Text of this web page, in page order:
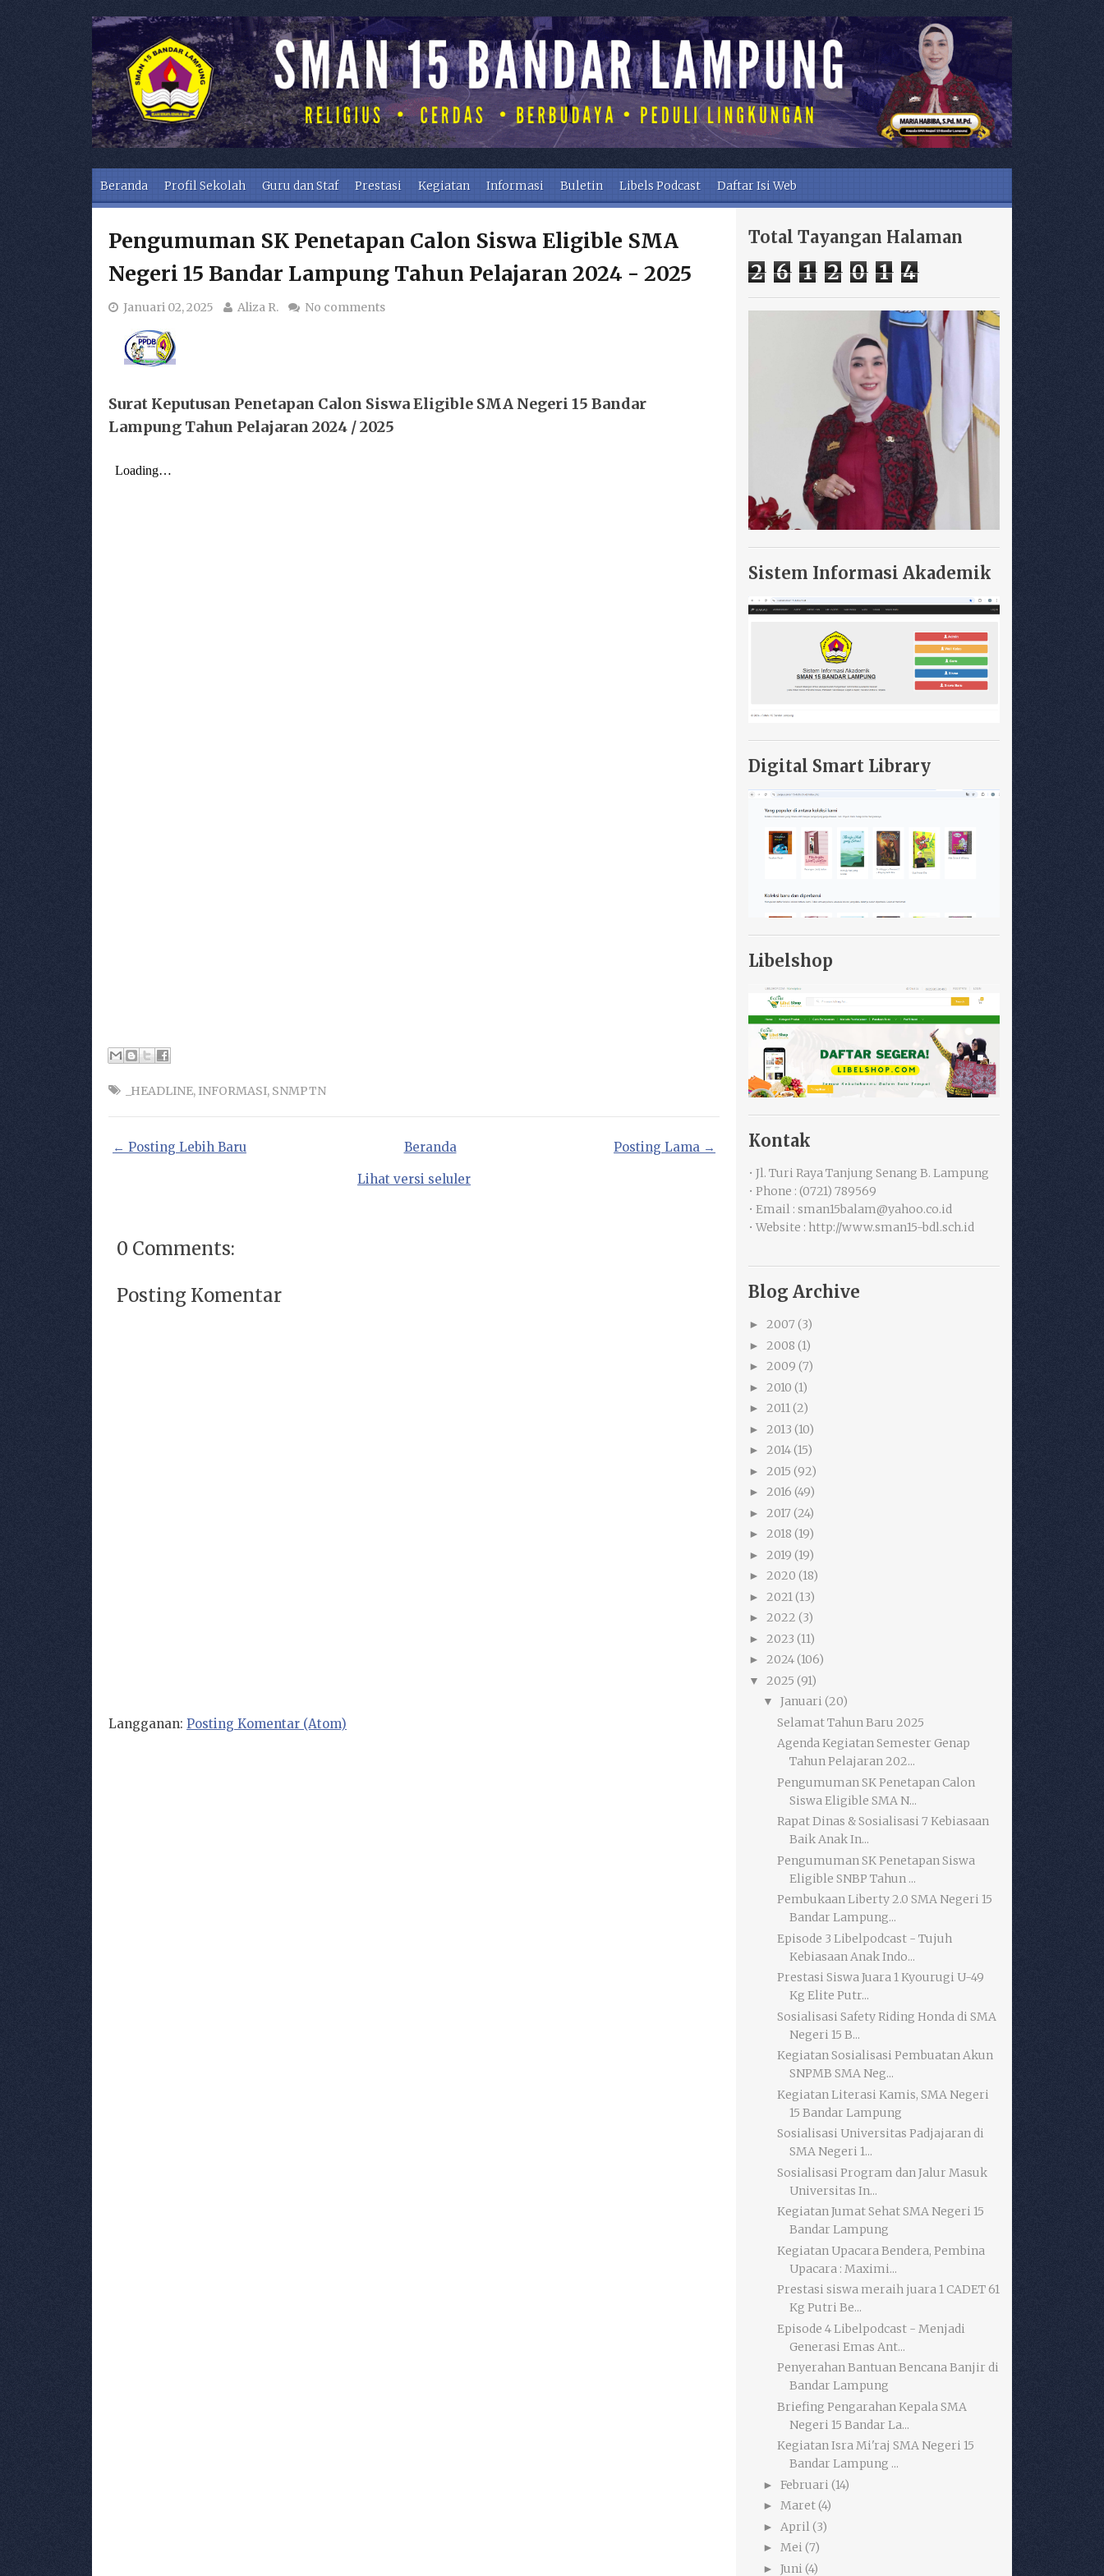
Skip to content
Beranda Profil Sekolah Guru dan Staf Prestasi Kegiatan Informasi Buletin Libels Podcast Daftar Isi Web
Pengumuman SK Penetapan Calon Siswa Eligible SMA
Negeri 15 Bandar Lampung Tahun Pelajaran 2024 - 2025
Januari 02, 2025 Aliza R. No comments
Surat Keputusan Penetapan Calon Siswa Eligible SMA Negeri 15 Bandar
Lampung Tahun Pelajaran 2024 / 2025
_HEADLINE, INFORMASI, SNMPTN
← Posting Lebih Baru Posting Lama →
Beranda
Lihat versi seluler
0 Comments:
Posting Komentar
Langganan: Posting Komentar (Atom)
Total Tayangan Halaman
2 6 1 2 0 1 4
Sistem Informasi Akademik
Digital Smart Library
Libelshop
Kontak
• Jl. Turi Raya Tanjung Senang B. Lampung
• Phone : (0721) 789569
• Email : sman15balam@yahoo.co.id
• Website : http://www.sman15-bdl.sch.id
Blog Archive
► 2007 (3)
► 2008 (1)
► 2009 (7)
► 2010 (1)
► 2011(2)
► 2013 (10)
► 2014(15)
► 2015 (92)
► 2016 (49)
► 2017 (24)
► 2018 (19)
► 2019 (19)
► 2020 (18)
► 2021(13)
► 2022 (3)
► 2023 (11)
► 2024(106)
▼ 2025 (91)
▼ Januari (20)
Selamat Tahun Baru 2025
Agenda Kegiatan Semester Genap
Tahun Pelajaran 202...
Pengumuman SK Penetapan Calon
Siswa Eligible SMA N...
Rapat Dinas & Sosialisasi 7 Kebiasaan
Baik Anak In...
Pengumuman SK Penetapan Siswa
Eligible SNBP Tahun ...
Pembukaan Liberty 2.0 SMA Negeri 15
Bandar Lampung...
Episode 3 Libelpodcast - Tujuh
Kebiasaan Anak Indo...
Prestasi Siswa Juara 1 Kyourugi U-49
Kg Elite Putr...
Sosialisasi Safety Riding Honda di SMA
Negeri 15 B...
Kegiatan Sosialisasi Pembuatan Akun
SNPMB SMA Neg...
Kegiatan Literasi Kamis, SMA Negeri
15 Bandar Lampung
Sosialisasi Universitas Padjajaran di
SMA Negeri 1...
Sosialisasi Program dan Jalur Masuk
Universitas In...
Kegiatan Jumat Sehat SMA Negeri 15
Bandar Lampung
Kegiatan Upacara Bendera, Pembina
Upacara : Maximi...
Prestasi siswa meraih juara 1 CADET 61
Kg Putri Be...
Episode 4 Libelpodcast - Menjadi
Generasi Emas Ant...
Penyerahan Bantuan Bencana Banjir di
Bandar Lampung
Briefing Pengarahan Kepala SMA
Negeri 15 Bandar La...
Kegiatan Isra Mi'raj SMA Negeri 15
Bandar Lampung ...
► Februari (14)
► Maret(4)
► April(3)
► Mei (7)
► Juni (4)